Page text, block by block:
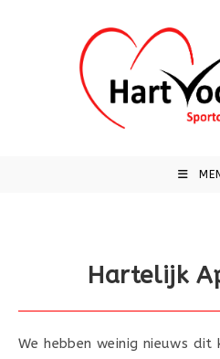
Hartelijk
We hebben weinig nieuws dit